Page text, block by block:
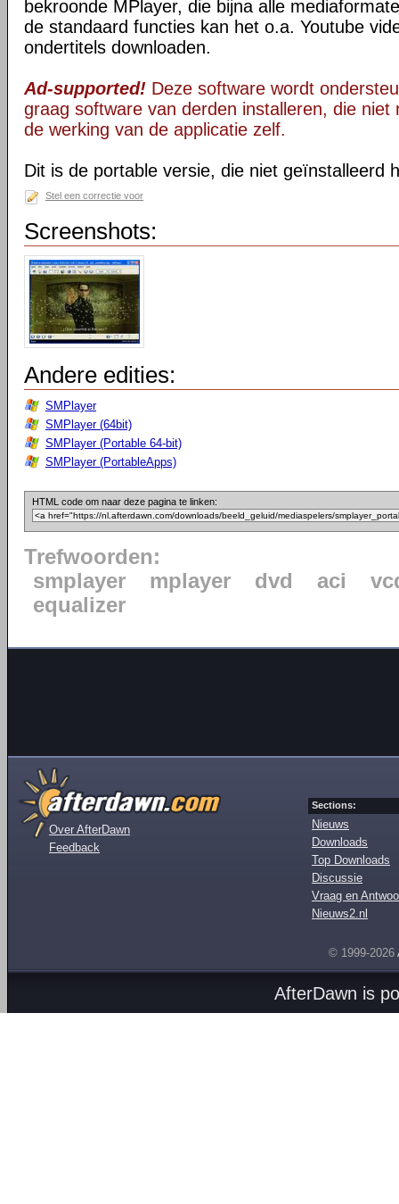
bekroonde MPlayer, die bijna alle
de standaard functies kan het o.a. Youtube
ondertitels downloaden.
Ad-supported! Deze software wordt
graag software van derden installeren, die niet
de werking van de applicatie zelf.
Dit is de portable versie, die niet geïnstalleerd
Stel een correctie voor
Screenshots:
Andere edities:
SMPlayer
SMPlayer (64bit)
SMPlayer (Portable 64-bit)
SMPlayer (PortableApps)
HTML code om naar deze pagina te linken:
Trefwoorden:
smplayer
mplayer dvd aci
equalizer
Over AfterDawn
Feedback
Sections:
Nieuws
Downloads
Top Downloads
Discussie
Vraag en
Nieuws2.nl
© 1999-2026
AfterDawn is